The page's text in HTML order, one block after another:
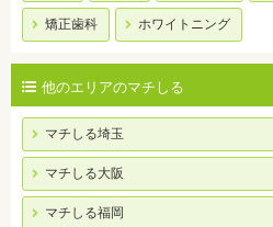
矯正歯科 ホワイトニング
他のエリアのマチしる
マチしる埼玉
マチしる大阪
マチしる福岡